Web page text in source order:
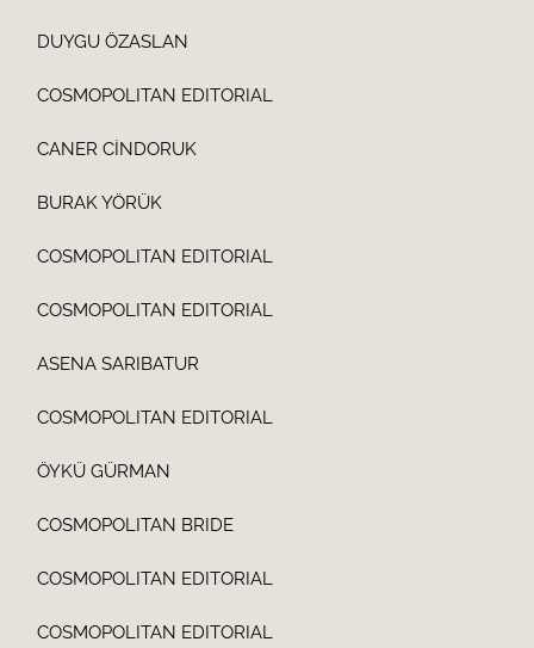
DUYGU ÖZASLAN
COSMOPOLITAN EDITORIAL
CANER CİNDORUK
BURAK YÖRÜK
COSMOPOLITAN EDITORIAL
COSMOPOLITAN EDITORIAL
ASENA SARIBATUR
COSMOPOLITAN EDITORIAL
ÖYKÜ GÜRMAN
COSMOPOLITAN BRIDE
COSMOPOLITAN EDITORIAL
COSMOPOLITAN EDITORIAL